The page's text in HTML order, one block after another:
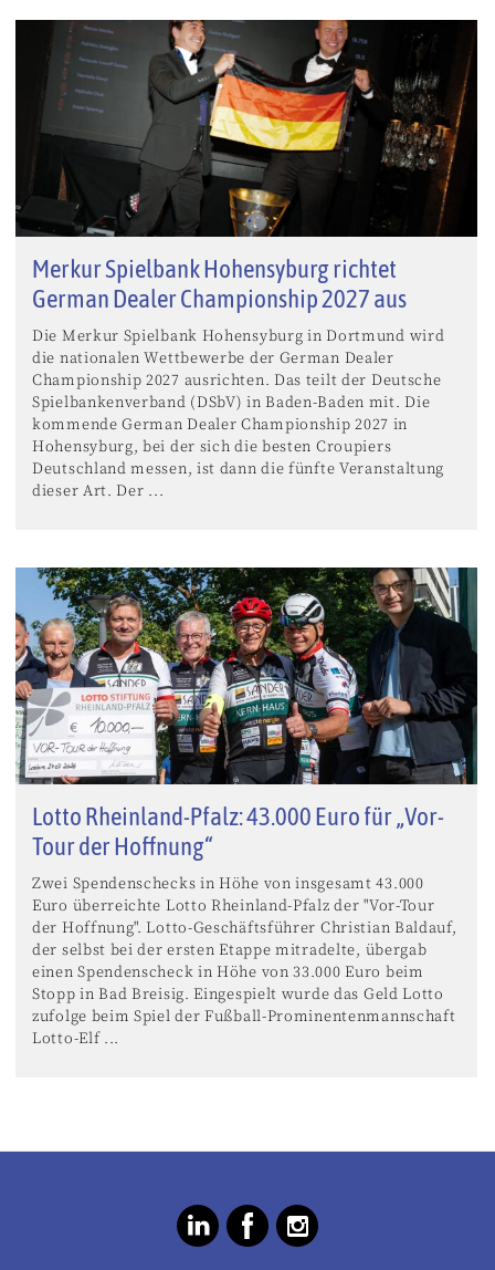
Merkur Spielbank Hohensyburg richtet
German Dealer Championship 2027 aus
Die Merkur Spielbank Hohensyburg in Dortmund wird
die nationalen Wettbewerbe der German Dealer
Championship 2027 ausrichten. Das teilt der Deutsche
Spielbankenverband (DSbV) in Baden-Baden mit. Die
kommende German Dealer Championship 2027 in
Hohensyburg, bei der sich die besten Croupiers
Deutschland messen, ist dann die fünfte Veranstaltung
dieser Art. Der ...
Lotto Rheinland-Pfalz: 43.000 Euro für „Vor-
Tour der Hoffnung“
Zwei Spendenschecks in Höhe von insgesamt 43.000
Euro überreichte Lotto Rheinland-Pfalz der "Vor-Tour
der Hoffnung". Lotto-Geschäftsführer Christian Baldauf,
der selbst bei der ersten Etappe mitradelte, übergab
einen Spendenscheck in Höhe von 33.000 Euro beim
Stopp in Bad Breisig. Eingespielt wurde das Geld Lotto
zufolge beim Spiel der Fußball-Prominentenmannschaft
Lotto-Elf ...